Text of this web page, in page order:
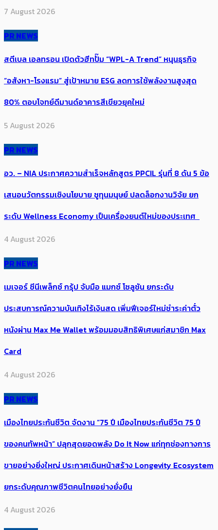
7 August 2026
PR NEWS
สตีเบล เอลทรอน เปิดตัวฮีทปั๊ม “WPL-A Trend” หนุนธุรกิจ
“อสังหา-โรงแรม” สู่เป้าหมาย ESG ลดการใช้พลังงานสูงสุด
80% ตอบโจทย์ดีมานด์อาคารสีเขียวยุคใหม่
5 August 2026
PR NEWS
อว. – NIA ประกาศความสำเร็จหลักสูตร PPCIL รุ่นที่ 8 ดัน 5 ข้อ
เสนอนวัตกรรมเชิงนโยบาย ชูทุนมนุษย์ ปลดล็อกงานวิจัย ยก
ระดับ Wellness Economy เป็นเครื่องยนต์ใหม่ของประเทศ
4 August 2026
PR NEWS
เมเจอร์ ซีนีเพล็กซ์ กรุ้ป จับมือ แมกซ์ โซลูชัน ยกระดับ
ประสบการณ์ความบันเทิงไร้เงินสด เพิ่มฟีเจอร์ใหม่ชำระค่าตั๋ว
หนังผ่าน Max Me Wallet พร้อมมอบสิทธิพิเศษแก่สมาชิก Max
Card
4 August 2026
PR NEWS
เมืองไทยประกันชีวิต จัดงาน “75 ปี เมืองไทยประกันชีวิต 75 ปี
ของคนทัพหน้า” ปลุกสุดยอดพลัง Do It Now แก่ทุกช่องทางการ
ขายอย่างยิ่งใหญ่ ประกาศเดินหน้าสร้าง Longevity Ecosystem
ยกระดับคุณภาพชีวิตคนไทยอย่างยั่งยืน
4 August 2026